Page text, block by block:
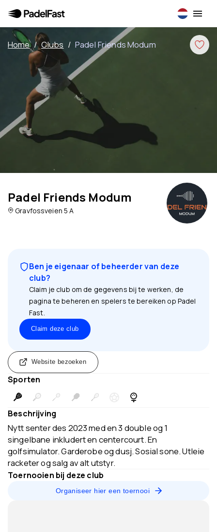
Home / Clubs / Padel Friends Modum
Padel Friends Modum
Gravfossveien 5 A
Ben je eigenaar of beheerder van deze
club?
Claim je club om de gegevens bij te werken, de
pagina te beheren en spelers te bereiken op Padel
Fast.
Claim deze club
Website bezoeken
Sporten
Beschrijving
Nytt senter des 2023 med en 3 double og 1
singelbane inkludert en centercourt. En
golfsimulator. Garderobe og dusj. Sosial sone. Utleie
racketer og salg av alt utstyr.
Toernooien bij deze club
Organiseer hier een toernooi